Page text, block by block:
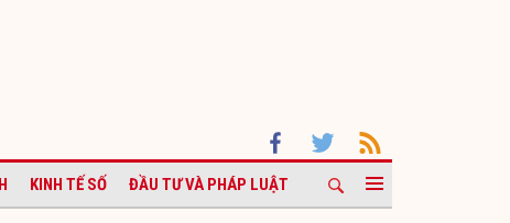
KINH TẾ SỐ ĐẦU TƯ VÀ PHÁP LUẬT